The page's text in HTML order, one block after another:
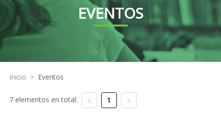
EVENTOS
Inicio > Eventos
7 elementos en total: 1